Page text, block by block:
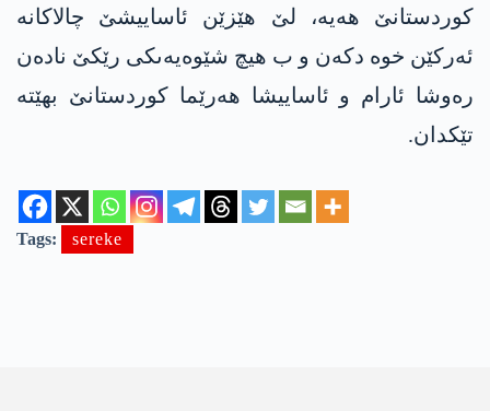
كوردستانێ هه‌یه‌، لێ هێزێن ئاساییشێ چالاكانه‌
ئه‌ركێن خوه‌ دكه‌ن و ب هیچ شێوه‌یه‌ىكی رێكێ ناده‌ن
ره‌وشا ئارام و ئاساییشا هه‌رێما كوردستانێ بهێته‌
تێكدان.
Tags: sereke